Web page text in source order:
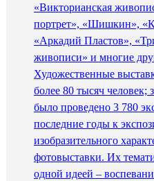
«Викторианская
портрет», «Шишкин»,
«Аркадий Пластов»,
живописи» и многие
Художественные
более 80 тысяч человек;
было проведено 3 780
последние годы к
изобразительного
фотовыставки. Их
одной идеей –